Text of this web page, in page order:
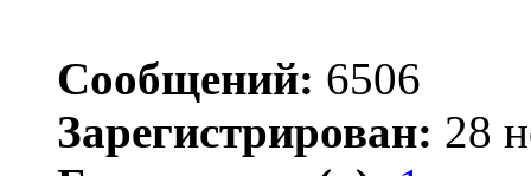
Сообщений: 6506
Зарегистрирован: 28